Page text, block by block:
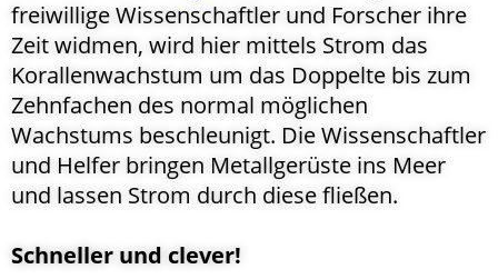
freiwillige Wissenschaftler und Forscher ihre
Zeit widmen, wird hier mittels Strom das
Korallenwachstum um das Doppelte bis zum
Zehnfachen des normal möglichen
Wachstums beschleunigt. Die Wissenschaftler
und Helfer bringen Metallgerüste ins Meer
und lassen Strom durch diese fließen.
Schneller und clever!